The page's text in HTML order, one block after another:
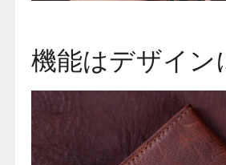
機能はデザイン